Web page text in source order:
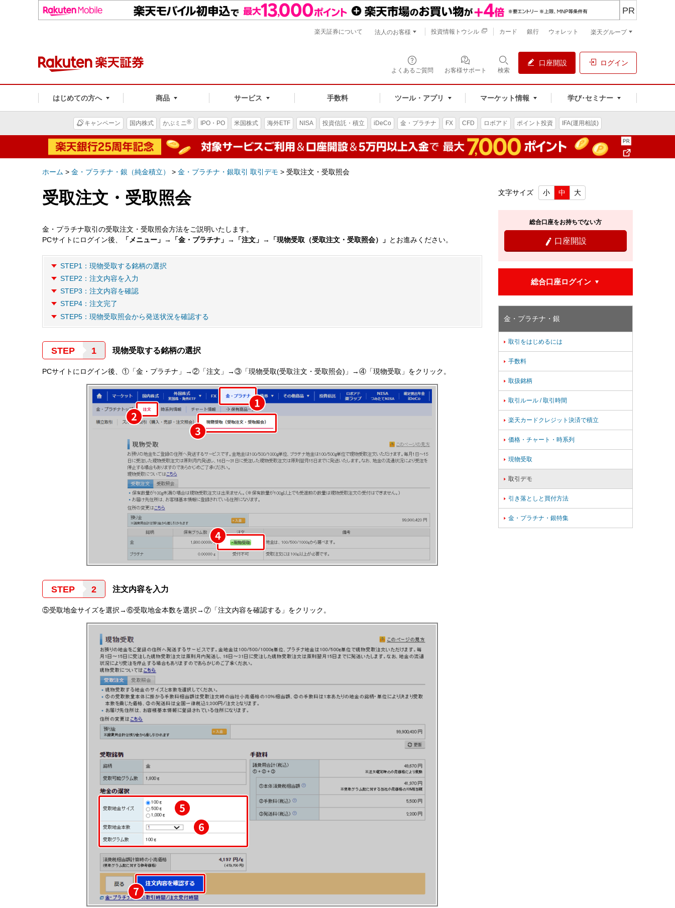
よくあるご質問 お客様サポート 検索
口座開設 ログイン
はじめての方へ 商品 サービス 手数料 ツール・アプリ マーケット情報 学び･セミナー
PR
楽天証券について 法人のお客様 投資情報トウシル カード 銀行 ウォレット 楽天グループ
キャンペーン 国内株式 かぶミニ® IPO・PO 米国株式 海外ETF NISA 投資信託・積立 iDeCo 金・プラチナ FX CFD ロボアド ポイント投資 IFA(運用相談)
ホーム > 金・プラチナ・銀（純金積立） > 金・プラチナ・銀取引 取引デモ > 受取注文・受取照会
受取注文・受取照会
金・プラチナ取引の受取注文・受取照会方法をご説明いたします。
PCサイトにログイン後、
「メニュー」→「金・プラチナ」→「注文」→「現物受取（受取注文・受取照会）」 とお進みください。
STEP1：現物受取する銘柄の選択
STEP2：注文内容を入力
STEP3：注文内容を確認
STEP4：注文完了
STEP5：現物受取照会から発送状況を確認する
STEP 現物受取する銘柄の選択
PCサイトにログイン後、①「金・プラチナ」→②「注文」→③「現物受取(受取注文・受取照会)」→④「現物受取」をクリック。
STEP 注文内容を入力
⑤受取地金サイズを選択→⑥受取地金本数を選択→⑦「注文内容を確認する」をクリック。
文字サイズ 小 中 大
総合口座をお持ちでない方
 口座開設
総合口座ログイン
金・プラチナ・銀
 取引をはじめるには
 手数料
 取扱銘柄
 取引ルール / 取引時間
 楽天カードクレジット決済で積立
 価格・チャート・時系列
 現物受取
 取引デモ
 引き落としと買付方法
 金・プラチナ・銀特集